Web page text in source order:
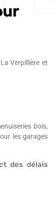
Verpillière et
bois,
les garages
des délais